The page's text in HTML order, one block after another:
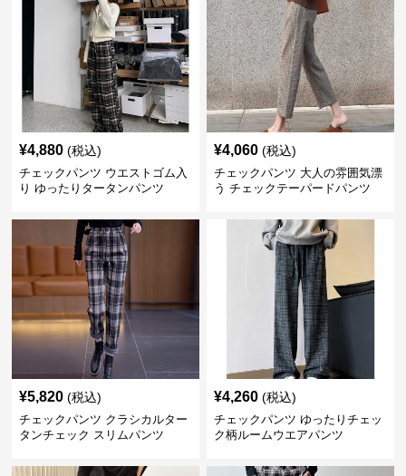
¥4,880 (税込)
チェックパンツ ウエストゴム入
り ゆったりタータンパンツ
¥4,060 (税込)
チェックパンツ 大人の雰囲気漂
う チェックテーパードパンツ
¥5,820 (税込)
チェックパンツ クラシカルター
タンチェック スリムパンツ
¥4,260 (税込)
チェックパンツ ゆったりチェッ
ク柄ルームウエアパンツ